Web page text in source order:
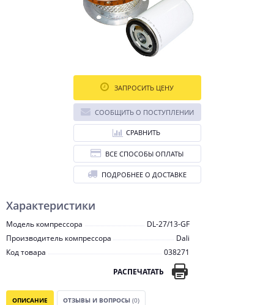
Характеристики
Модель компрессора
DL-27/13-GF
Производитель компрессора
Dali
Код товара
038271
РАСПЕЧАТАТЬ
ЗАПРОСИТЬ ЦЕНУ
СООБЩИТЬ О ПОСТУПЛЕНИИ
СРАВНИТЬ
ВСЕ СПОСОБЫ ОПЛАТЫ
ПОДРОБНЕЕ О ДОСТАВКЕ
ОПИСАНИЕ ОТЗЫВЫ И ВОПРОСЫ (0)